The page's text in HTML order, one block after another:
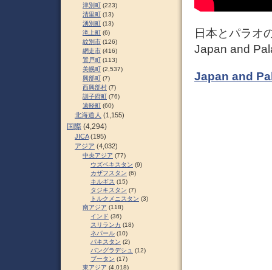
日本とパラオ
Japan and
Japan and
津別町 (223)
清里町 (13)
湧別町 (13)
滝上町 (6)
紋別市 (126)
網走市 (416)
置戸町 (113)
美幌町 (2,537)
興部町 (7)
西興部村 (7)
訓子府町 (76)
遠軽町 (60)
北海道人 (1,155)
国際 (4,294)
JICA(195)
アジア (4,032)
中央アジア (77)
ウズベキスタン (9)
カザフスタン (6)
キルギス (15)
タジキスタン (7)
トルクメニスタン (3)
南アジア (118)
インド (36)
スリランカ (18)
ネパール (10)
パキスタン (2)
バングラデシュ (12)
ブータン (17)
東アジア (4,018)